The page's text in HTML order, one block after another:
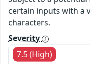
certain inputs with a
characters.
Severity
7.5 (High)